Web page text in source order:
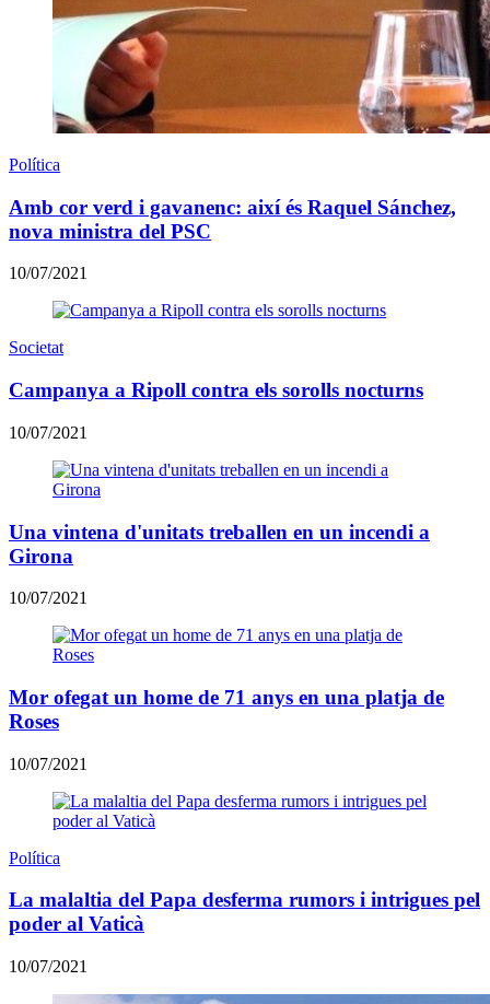
Política
Amb cor verd i gavanenc: així és Raquel Sánchez,
nova ministra del PSC
10/07/2021
Societat
Campanya a Ripoll contra els sorolls nocturns
10/07/2021
Una vintena d'unitats treballen en un incendi a
Girona
10/07/2021
Mor ofegat un home de 71 anys en una platja de
Roses
10/07/2021
Política
La malaltia del Papa desferma rumors i intrigues pel
poder al Vaticà
10/07/2021